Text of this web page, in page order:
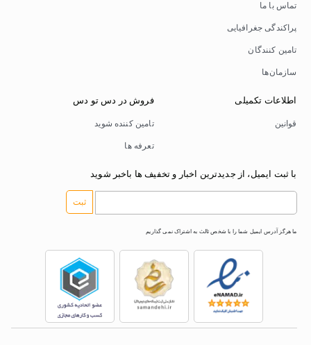
تماس با ما
پراکندگی جغرافیایی
تامین کنندگان
سازمان‌ها
اطلاعات تکمیلی
قوانین
فروش در دس تو دس
تامین کننده شوید
تعرفه ها
با ثبت ایمیل، از جدیدترین اخبار و تخفیف ها باخبر شوید
ثبت
ما هرگز آدرس ایمیل شما را با شخص ثالث به اشتراک نمی گذاریم